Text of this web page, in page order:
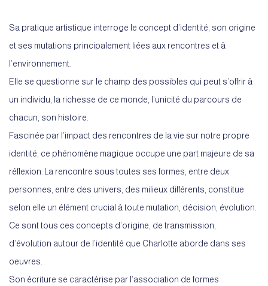
Sa pratique artistique interroge le concept d’identité, son origine
et ses mutations principalement liées aux rencontres et à
l’environnement.
Elle se questionne sur le champ des possibles qui peut s’offrir à
un individu, la richesse de ce monde, l’unicité du parcours de
chacun, son histoire.
Fascinée par l’impact des rencontres de la vie sur notre propre
identité, ce phénomène magique occupe une part majeure de sa
réflexion. La rencontre sous toutes ses formes, entre deux
personnes, entre des univers, des milieux différents, constitue
selon elle un élément crucial à toute mutation, décision, évolution.
Ce sont tous ces concepts d’origine, de transmission,
d’évolution autour de l’identité que Charlotte aborde dans ses
oeuvres.
Son écriture se caractérise par l’association de formes